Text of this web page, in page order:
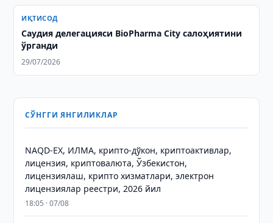
ИҚТИСОД
Саудия делегацияси BioPharma City салоҳиятини
ўрганди
29/07/2026
СЎНГГИ ЯНГИЛИКЛАР
NAQD-EX, ИЛМА, крипто-дўкон, криптоактивлар,
лицензия, криптовалюта, Ўзбекистон,
лицензиялаш, крипто хизматлари, электрон
лицензиялар реестри, 2026 йил
18:05 · 07/08